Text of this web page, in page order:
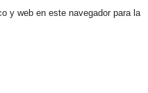
y web en este navegador para la